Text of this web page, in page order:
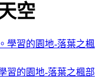
空
的園地-落葉之楓部